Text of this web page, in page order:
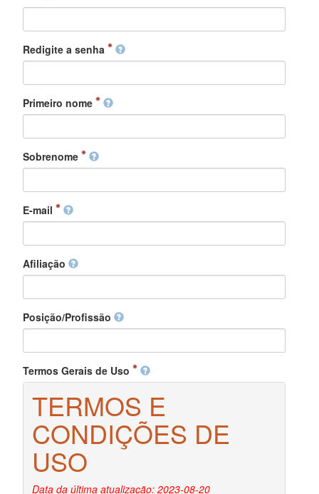
Redigite a senha
Primeiro nome
Sobrenome
E-mail
Afiliação
Posição/Profissão
Termos Gerais de Uso
TERMOS E
CONDIÇÕES DE
USO
Data da última atualização: 2023-08-20